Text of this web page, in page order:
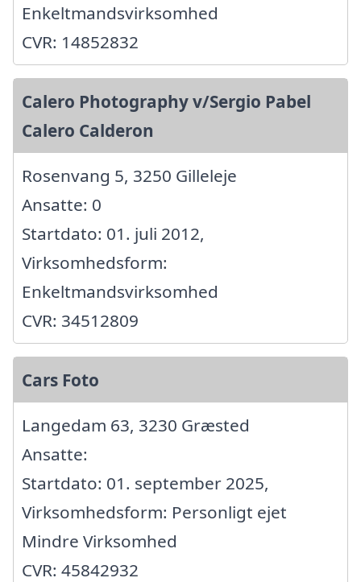
Enkeltmandsvirksomhed
CVR: 14852832
Calero Photography v/Sergio Pabel
Calero Calderon
Rosenvang 5, 3250 Gilleleje
Ansatte: 0
Startdato: 01. juli 2012,
Virksomhedsform:
Enkeltmandsvirksomhed
CVR: 34512809
Cars Foto
Langedam 63, 3230 Græsted
Ansatte:
Startdato: 01. september 2025,
Virksomhedsform: Personligt ejet
Mindre Virksomhed
CVR: 45842932